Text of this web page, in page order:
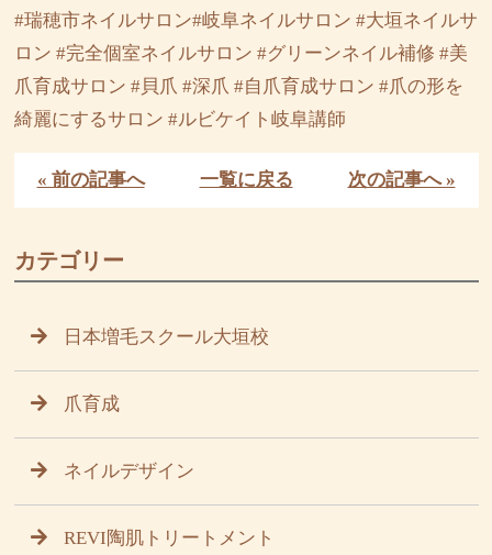
#瑞穂市ネイルサロン#岐阜ネイルサロン #大垣ネイルサ
ロン #完全個室ネイルサロン #グリーンネイル補修 #美
爪育成サロン #貝爪 #深爪 #自爪育成サロン #爪の形を
綺麗にするサロン #ルビケイト岐阜講師
« 前の記事へ 一覧に戻る 次の記事へ »
カテゴリー
日本増毛スクール大垣校
爪育成
ネイルデザイン
REVI陶肌トリートメント